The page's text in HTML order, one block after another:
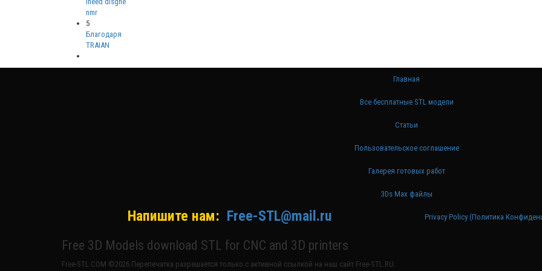
nmr
5
Благодаря
TRAIAN
Главная
Все бесплатные STL модели
Статьи
Пользовательское соглашение
Галерея готовых работ
3Ds Max файлы
Напишите нам: Free-STL@mail.ru
Free 3D Models download STL for CNC and 3D printers
Free-STL.COM ©2026 Перепечатка разрешается только с активной ссылкой на наш сайт Free-STL.RU.
Privacy Policy (Политика